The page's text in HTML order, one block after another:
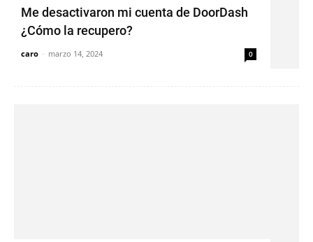
Me desactivaron mi cuenta de DoorDash
¿Cómo la recupero?
caro - marzo 14, 2024 0